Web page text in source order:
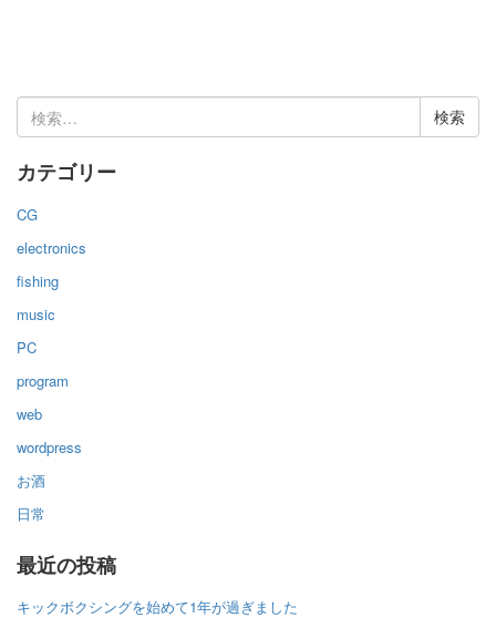
索:
カテゴリー
CG
electronics
fishing
music
PC
program
web
wordpress
お酒
日常
最近の投稿
キックボクシングを始めて1年が過ぎました